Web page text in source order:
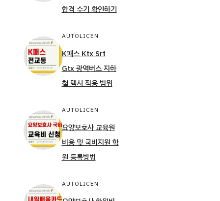
합격 수기 확인하기
AUTOLICEN
K패스 Ktx Srt
Gtx 광역버스 지하
철 택시 적용 범위
AUTOLICEN
요양보호사 교육원
비용 및 국비지원 학
원 등록방법
AUTOLICEN